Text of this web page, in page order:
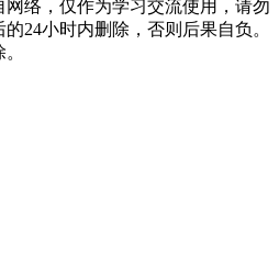
络，仅作为学习交流使用，请勿
24小时内删除，否则后果自负。